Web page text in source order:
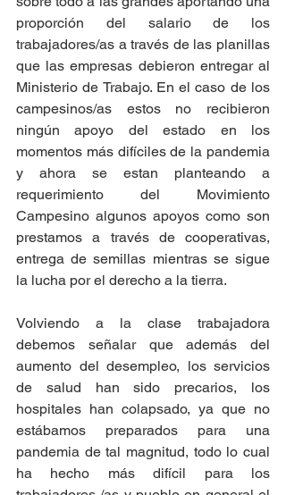
proporción del salario de los
trabajadores/as a través de las planillas
que las empresas debieron entregar al
Ministerio de Trabajo. En el caso de los
campesinos/as estos no recibieron
ningún apoyo del estado en los
momentos más difíciles de la pandemia
y ahora se estan planteando a
requerimiento del Movimiento
Campesino algunos apoyos como son
prestamos a través de cooperativas,
entrega de semillas mientras se sigue
la lucha por el derecho a la tierra.
Volviendo a la clase trabajadora
debemos señalar que además del
aumento del desempleo, los servicios
de salud han sido precarios, los
hospitales han colapsado, ya que no
estábamos preparados para una
pandemia de tal magnitud, todo lo cual
ha hecho más difícil para los